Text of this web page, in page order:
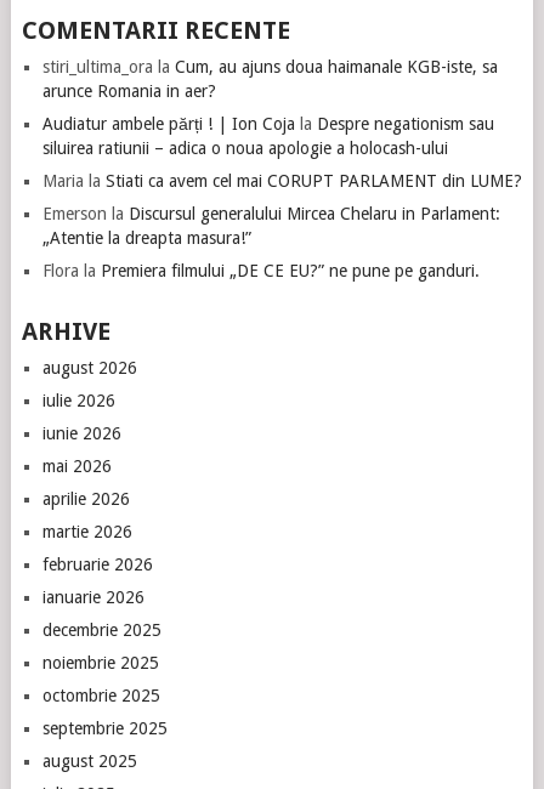
COMENTARII RECENTE
stiri_ultima_ora la Cum, au ajuns doua haimanale KGB-iste, sa
arunce Romania in aer?
Audiatur ambele părți ! | Ion Coja la Despre negationism sau
siluirea ratiunii – adica o noua apologie a holocash-ului
Maria la Stiati ca avem cel mai CORUPT PARLAMENT din LUME?
Emerson la Discursul generalului Mircea Chelaru in Parlament:
„Atentie la dreapta masura!”
Flora la Premiera filmului „DE CE EU?” ne pune pe ganduri.
ARHIVE
august 2026
iulie 2026
iunie 2026
mai 2026
aprilie 2026
martie 2026
februarie 2026
ianuarie 2026
decembrie 2025
noiembrie 2025
octombrie 2025
septembrie 2025
august 2025